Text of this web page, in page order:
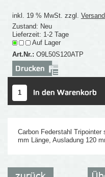
inkl. 19 % MwSt. zzgl.
Zustand: Neu
Lieferzeit: 1-2 Tage
Auf Lager
Art.Nr.: O9L50S120ATP
Carbon Federstahl
mm Länge, Ausladung 120